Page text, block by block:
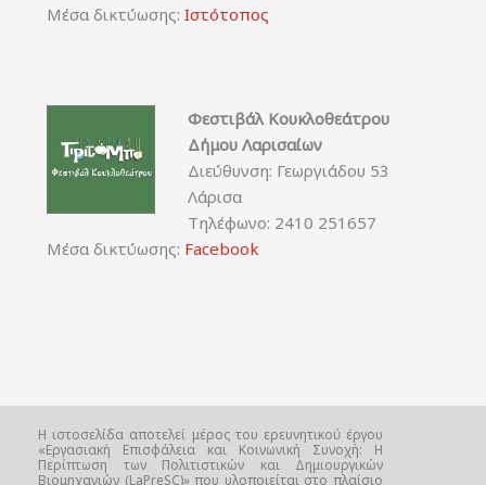
Μέσα δικτύωσης: Ιστότοπος
Φεστιβάλ Κουκλοθεάτρου
Δήμου Λαρισαίων
Διεύθυνση: Γεωργιάδου 53
Λάρισα
Τηλέφωνο: 2410 251657
Μέσα δικτύωσης: Facebook
Η ιστοσελίδα αποτελεί μέρος του ερευνητικού έργου
«Εργασιακή Επισφάλεια και Κοινωνική Συνοχή: Η
Περίπτωση των Πολιτιστικών και Δημιουργικών
Βιομηχανιών (LaPreSC)» που υλοποιείται στο πλαίσιο